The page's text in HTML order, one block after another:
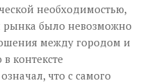
необходимостью,
рынка было невозможно
между городом и
контексте
что с самого